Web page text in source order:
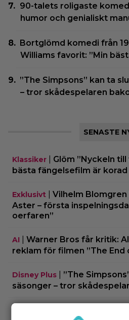
90-talets roligaste
humor och genialiskt
Bortglömd komedi från
Williams favorit: ”Min
”The Simpsons” kan ta
– tror skådespelaren
SENASTE
Klassiker
Glöm ”Nyckeln
bästa fängelsefilm är korad
Exklusivt
Vilhelm Blomgren
Aster – första
oerfaren”
AI
Warner Bros får kritik:
reklam för filmen ”The End
Disney Plus
”The
säsonger – tror